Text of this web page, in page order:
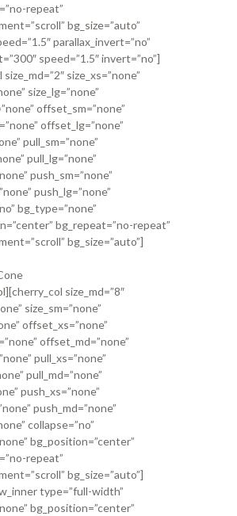
repeat”
bg_size=”auto”
parallax_invert=”no”
speed=”1.5″ invert=”no”]
size_xs=”none”
size_lg=”none”
offset_sm=”none”
offset_lg=”none”
pull_sm=”none”
pull_lg=”none”
push_sm=”none”
push_lg=”none”
bg_type=”none”
bg_repeat=”no-repeat”
bg_size=”auto”]
size_md=”8″
size_sm=”none”
offset_xs=”none”
offset_md=”none”
pull_xs=”none”
pull_md=”none”
push_xs=”none”
push_md=”none”
collapse=”no”
bg_position=”center”
repeat”
bg_size=”auto”]
type=”full-width”
bg_position=”center”